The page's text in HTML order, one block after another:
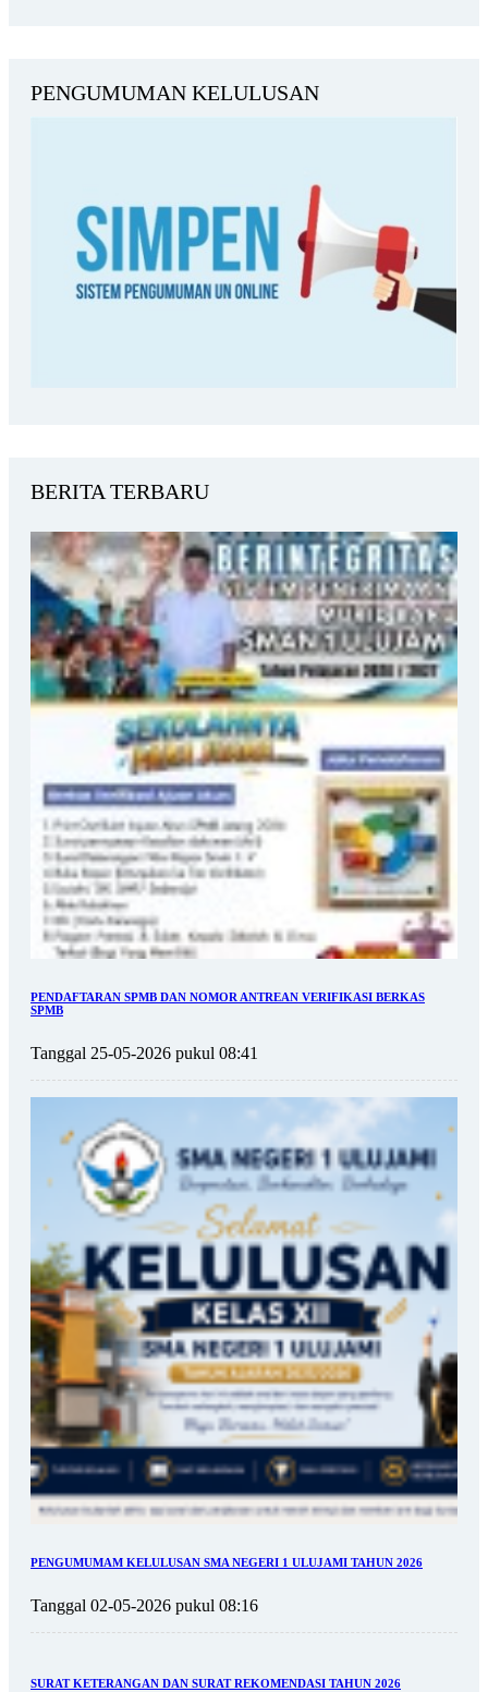
PENGUMUMAN KELULUSAN
BERITA TERBARU
PENDAFTARAN SPMB DAN NOMOR ANTREAN VERIFIKASI BERKAS
SPMB
Tanggal 25-05-2026 pukul 08:41
PENGUMUMAM KELULUSAN SMA NEGERI 1 ULUJAMI TAHUN 2026
Tanggal 02-05-2026 pukul 08:16
SURAT KETERANGAN DAN SURAT REKOMENDASI TAHUN 2026